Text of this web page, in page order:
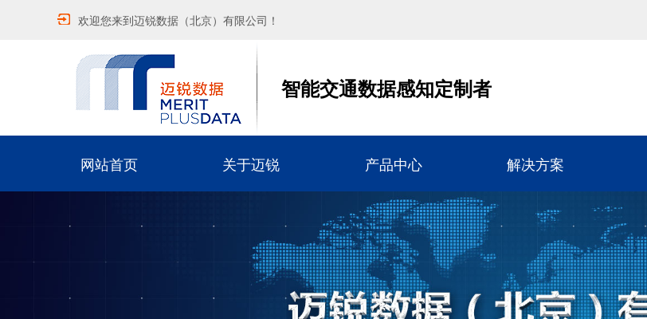
欢迎您来到迈锐数据（北京）有限公司！
智能交通数据感知定制者
网站首页 关于迈锐 产品中心 解决方案